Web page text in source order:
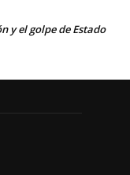
y el golpe de Estado